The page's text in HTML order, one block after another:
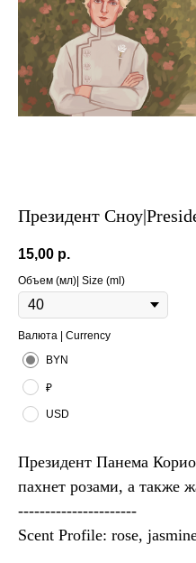
Президент
15,00 р.
Объем (мл)| Size (ml)
Валюта | Currency
BYN
₽
USD
Президент Панема
пахнет розами, а также
----------------------
Scent Profile: rose,